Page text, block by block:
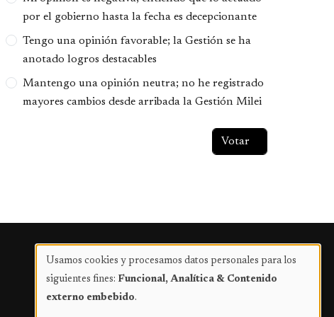
por el gobierno hasta la fecha es decepcionante
Tengo una opinión favorable; la Gestión se ha
anotado logros destacables
Mantengo una opinión neutra; no he registrado
mayores cambios desde arribada la Gestión Milei
Publicidad
Uso
de
Usamos cookies y procesamos datos personales para los
siguientes fines: Funcional, Analítica & Contenido
externo embebido.